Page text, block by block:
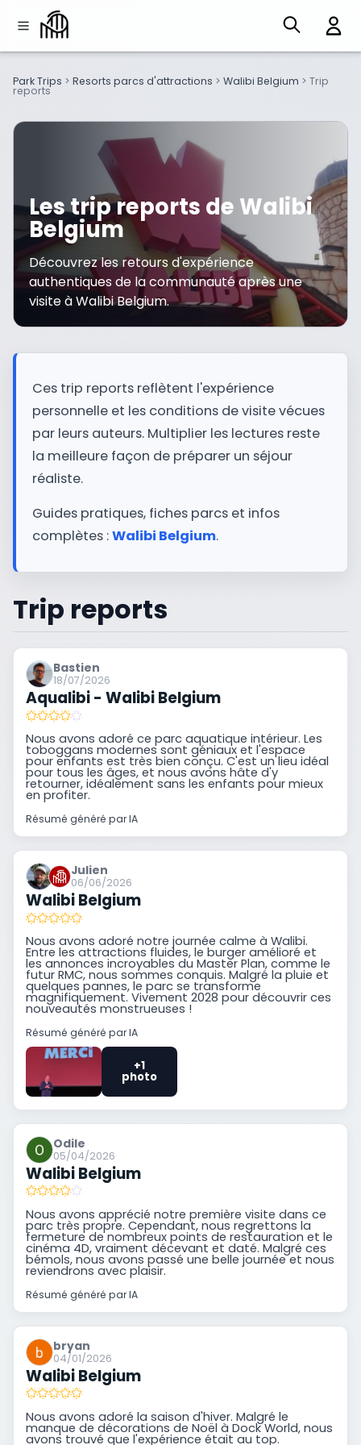
Park Trips > Resorts parcs d'attractions > Walibi Belgium > Trip
reports
Les trip reports de Walibi
Belgium
Découvrez les retours d'expérience
authentiques de la communauté après une
visite à Walibi Belgium.
Ces trip reports reflètent l'expérience
personnelle et les conditions de visite vécues
par leurs auteurs. Multiplier les lectures reste
la meilleure façon de préparer un séjour
réaliste.
Guides pratiques, fiches parcs et infos
complètes :Walibi Belgium.
Trip reports
Bastien
18/07/2026
Aqualibi - Walibi Belgium
Nous avons adoré ce parc aquatique intérieur. Les
toboggans modernes sont géniaux et l'espace
pour enfants est très bien conçu. C'est un lieu idéal
pour tous les âges, et nous avons hâte d'y
retourner, idéalement sans les enfants pour mieux
en profiter.
Résumé généré par IA
Julien
06/06/2026
Walibi Belgium
Nous avons adoré notre journée calme à Walibi.
Entre les attractions fluides, le burger amélioré et
les annonces incroyables du Master Plan, comme le
futur RMC, nous sommes conquis. Malgré la pluie et
quelques pannes, le parc se transforme
magnifiquement. Vivement 2028 pour découvrir ces
nouveautés monstrueuses !
Résumé généré par IA
+1
photo
Odile
05/04/2026
Walibi Belgium
Nous avons apprécié notre première visite dans ce
parc très propre. Cependant, nous regrettons la
fermeture de nombreux points de restauration et le
cinéma 4D, vraiment décevant et daté. Malgré ces
bémols, nous avons passé une belle journée et nous
reviendrons avec plaisir.
Résumé généré par IA
bryan
04/01/2026
Walibi Belgium
Nous avons adoré la saison d'hiver. Malgré le
manque de décorations de Noël à Dock World, nous
avons trouvé que l'expérience était au top.